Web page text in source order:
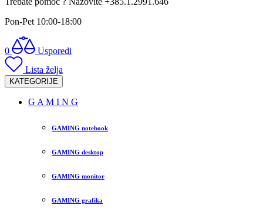
Pon-Pet 10:00-18:00
0
Usporedi
Lista želja
KATEGORIJE
G A M I N G
GAMING notebook
GAMING desktop
GAMING monitor
GAMING grafika